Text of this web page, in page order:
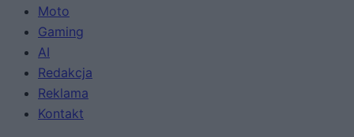
Moto
Gaming
AI
Redakcja
Reklama
Kontakt